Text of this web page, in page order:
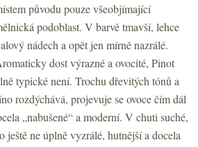
původu pouze všeobjímající
podoblast. V barvě tmavší, lehce
nádech a opět jen mírně nazrálé.
dost výrazné a ovocité, Pinot
typické není. Trochu dřevitých tónů a
rozdýchává, projevuje se ovoce čím dál
„nabušené“ a moderní. V chuti suché,
ještě ne úplně vyzrálé, hutnější a docela